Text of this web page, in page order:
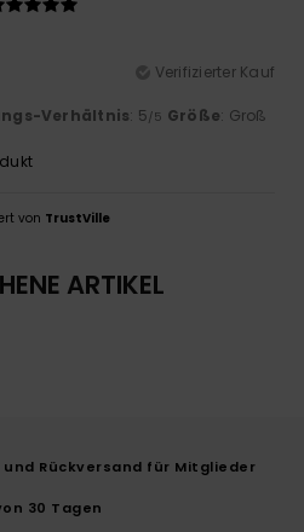
Verifizierter Kauf
Verhältnis: 5/5 Größe: Groß
von TrustVille
ARTIKEL
Rückversand für Mitglieder
30 Tagen